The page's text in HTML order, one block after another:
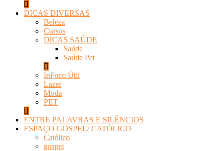
DICAS DIVERSAS
Beleza
Cursos
DICAS SAÚDE
Saúde
Saúde Pet
InFoco Útil
Lazer
Moda
PET
ENTRE PALAVRAS E SILÊNCIOS
ESPAÇO GOSPEL/ CATÓLICO
Católico
gospel